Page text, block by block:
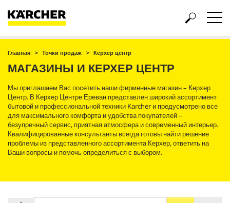
Главная Точки продаж Керхер центр
МАГАЗИНЫ И КЕРХЕР ЦЕНТР
Мы приглашаем Вас посетить наши фирменные магазин – Керхер
Центр. В Керхер Центре Ереван представлен широкий ассортимент
бытовой и профессиональной техники Kаrcher и предусмотрено все
для максимального комфорта и удобства покупателей –
безупречный сервис, приятная атмосфера и современный интерьер.
Квалифицированные консультанты всегда готовы найти решение
проблемы из представленного ассортимента Керхер, ответить на
Ваши вопросы и помочь определиться с выбором.